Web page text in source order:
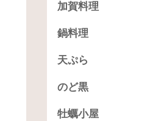
加賀料理
鍋料理
天ぷら
のど黒
牡蠣小屋